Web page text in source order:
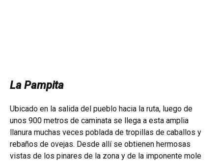
La Pampita
Ubicado en la salida del pueblo hacia la ruta, luego de
unos 900 metros de caminata se llega a esta amplia
llanura muchas veces poblada de tropillas de caballos y
rebaños de ovejas. Desde allí se obtienen hermosas
vistas de los pinares de la zona y de la imponente mole